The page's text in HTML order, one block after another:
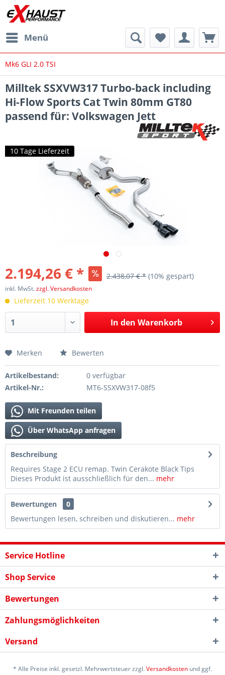
Menü
Mk6 GLI 2.0 TSI
Milltek SSXVW317 Turbo-back including
Hi-Flow Sports Cat Twin 80mm GT80
passend für: Volkswagen Jett
10 Tage Lieferzeit
2.194,26 € * 2.438,07 € * (10% gespart)
inkl. MwSt.zzgl. Versandkosten
Lieferzeit 10 Werktage
In den Warenkorb
Merken Bewerten
Artikelbestand:
0 verfügbar
Artikel-Nr.:
MT6-SSXVW317-08f5
Mit Freunden teilen
Über WhatsApp anfragen
Beschreibung
Requires Stage 2 ECU remap. Twin Cerakote Black Tips
Dieses Produkt ist ausschließlich für den... mehr
Bewertungen
0
Bewertungen lesen, schreiben und diskutieren... mehr
Service Hotline
Shop Service
Bewertungen
Zahlungsmöglichkeiten
Versand
* Alle Preise inkl. gesetzl. Mehrwertsteuer zzgl.Versandkosten und ggf.